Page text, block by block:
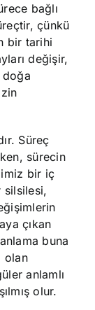
bağlı
çünkü
bir tarihi
değişir,
doğa
Süreç
sürecin
bir iç
silsilesi,
çıkan
buna
olan
anlamlı
olur.